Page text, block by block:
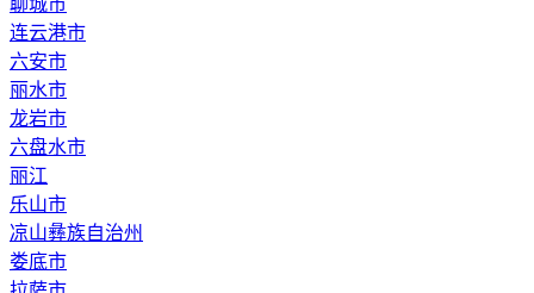
连云港市
六安市
丽水市
龙岩市
六盘水市
丽江
乐山市
凉山彝族自治州
娄底市